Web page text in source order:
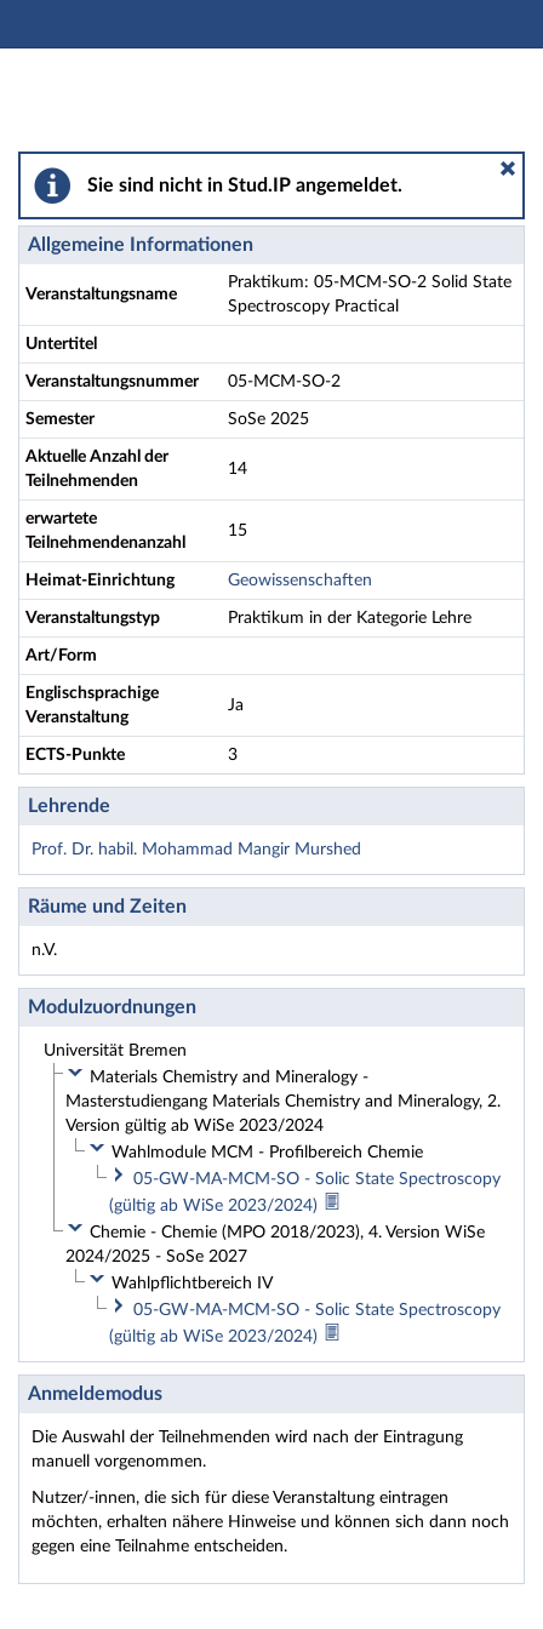
Hauptnavigation
Praktikum: 05-MCM-SO-2 Solid State Spectroscopy
Sie sind nicht in Stud.IP angemeldet.
Allgemeine Informationen
Veranstaltungsname
Praktikum: 05-MCM-SO-2 Solid State
Spectroscopy Practical
Untertitel
Veranstaltungsnummer 05-MCM-SO-2
Semester SoSe 2025
Aktuelle Anzahl der
Teilnehmenden
14
erwartete
Teilnehmendenanzahl
15
Heimat-Einrichtung Geowissenschaften
Veranstaltungstyp Praktikum in der Kategorie Lehre
Art/Form
Englischsprachige
Veranstaltung
Ja
ECTS-Punkte 3
Lehrende
Prof. Dr. habil. Mohammad Mangir Murshed
Räume und Zeiten
n.V.
Modulzuordnungen
Universität Bremen
Materials Chemistry and Mineralogy -
Masterstudiengang Materials Chemistry and Mineralogy, 2.
Version gültig ab WiSe 2023/2024
Wahlmodule MCM - Profilbereich Chemie
05-GW-MA-MCM-SO - Solic State Spectroscopy
(gültig ab WiSe 2023/2024)
Chemie - Chemie (MPO 2018/2023), 4. Version WiSe
2024/2025 - SoSe 2027
Wahlpflichtbereich IV
05-GW-MA-MCM-SO - Solic State Spectroscopy
(gültig ab WiSe 2023/2024)
Anmeldemodus
Die Auswahl der Teilnehmenden wird nach der Eintragung
manuell vorgenommen.
Nutzer/-innen, die sich für diese Veranstaltung eintragen
möchten, erhalten nähere Hinweise und können sich dann noch
gegen eine Teilnahme entscheiden.